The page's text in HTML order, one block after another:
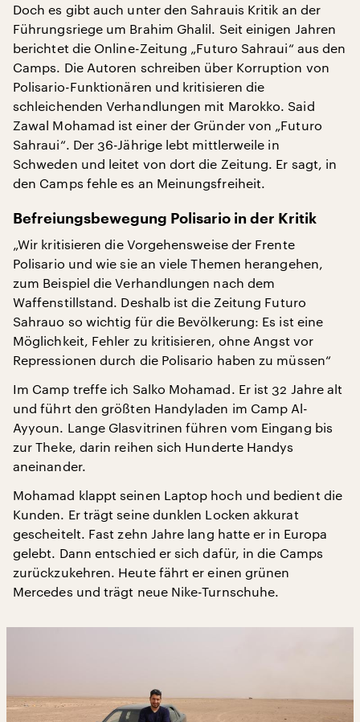
Doch es gibt auch unter den Sahrauis Kritik an der
Führungsriege um Brahim Ghalil. Seit einigen Jahren
berichtet die Online-Zeitung „Futuro Sahraui“ aus den
Camps. Die Autoren schreiben über Korruption von
Polisario-Funktionären und kritisieren die
schleichenden Verhandlungen mit Marokko. Said
Zawal Mohamad ist einer der Gründer von „Futuro
Sahraui“. Der 36-Jährige lebt mittlerweile in
Schweden und leitet von dort die Zeitung. Er sagt, in
den Camps fehle es an Meinungsfreiheit.
Befreiungsbewegung Polisario in der Kritik
„Wir kritisieren die Vorgehensweise der Frente
Polisario und wie sie an viele Themen herangehen,
zum Beispiel die Verhandlungen nach dem
Waffenstillstand. Deshalb ist die Zeitung Futuro
Sahrauo so wichtig für die Bevölkerung: Es ist eine
Möglichkeit, Fehler zu kritisieren, ohne Angst vor
Repressionen durch die Polisario haben zu müssen“
Im Camp treffe ich Salko Mohamad. Er ist 32 Jahre alt
und führt den größten Handyladen im Camp Al-
Ayyoun. Lange Glasvitrinen führen vom Eingang bis
zur Theke, darin reihen sich Hunderte Handys
aneinander.
Mohamad klappt seinen Laptop hoch und bedient die
Kunden. Er trägt seine dunklen Locken akkurat
gescheitelt. Fast zehn Jahre lang hatte er in Europa
gelebt. Dann entschied er sich dafür, in die Camps
zurückzukehren. Heute fährt er einen grünen
Mercedes und trägt neue Nike-Turnschuhe.